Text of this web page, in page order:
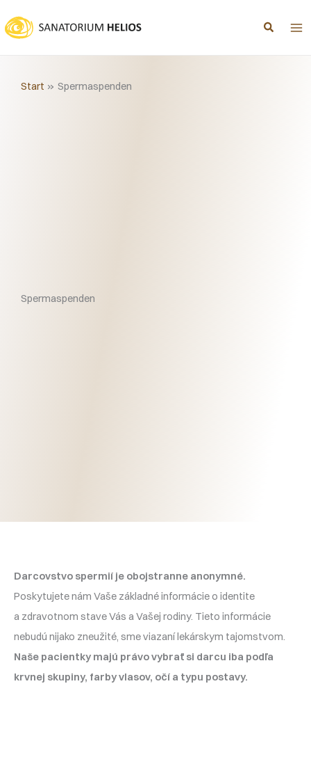
Inhalt
Start Spermaspenden
Spermaspenden
Darcovstvo spermií je obojstranne anonymné.
Poskytujete nám Vaše základné informácie o identite
a zdravotnom stave Vás a Vašej rodiny. Tieto informácie
nebudú nijako zneužité, sme viazaní lekárskym tajomstvom.
Naše pacientky majú právo vybrať si darcu iba podľa
krvnej skupiny, farby vlasov, očí a typu postavy.